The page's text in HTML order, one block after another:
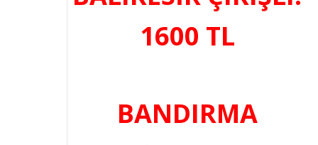
1600 TL
BANDIRMA